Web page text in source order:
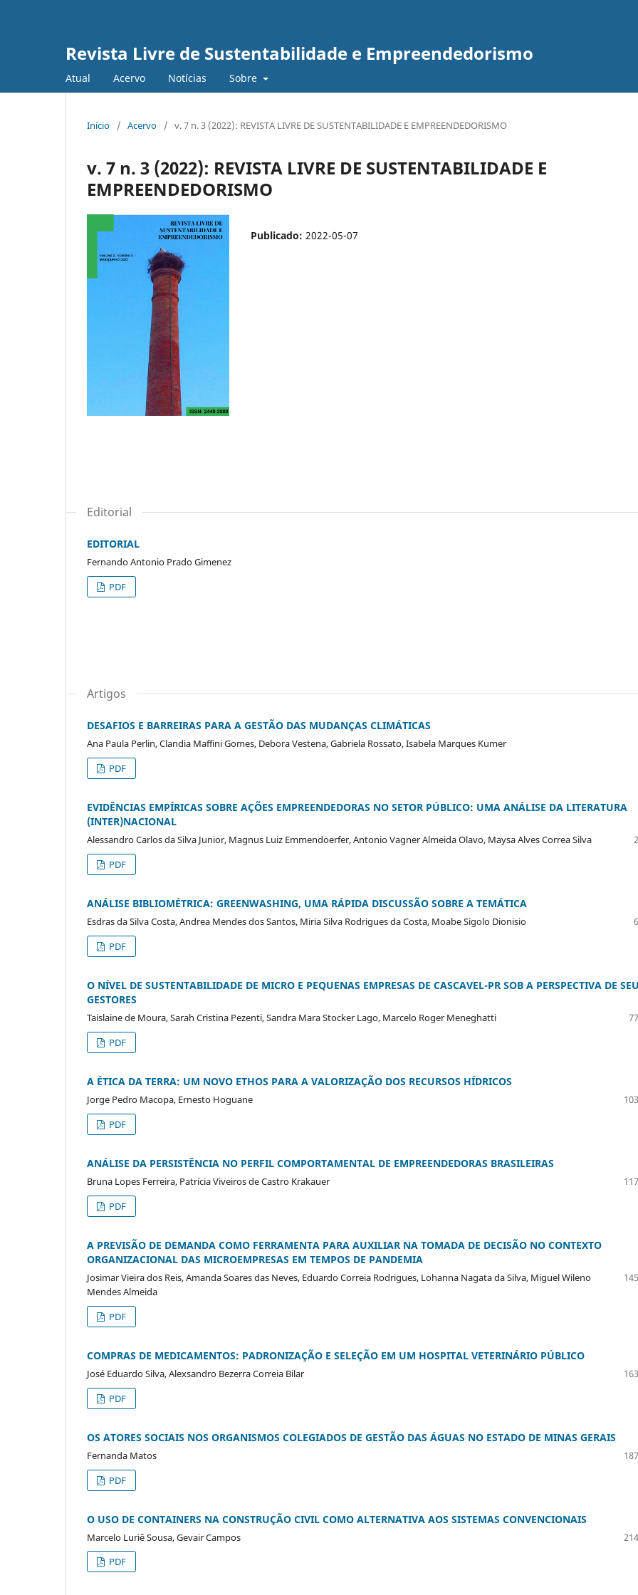
Revista Livre de Sustentabilidade e Empreendedorismo
Atual Acervo Notícias Sobre
Início / Acervo / v. 7 n. 3 (2022): REVISTA LIVRE DE SUSTENTABILIDADE E EMPREENDEDORISMO
v. 7 n. 3 (2022): REVISTA LIVRE DE SUSTENTABILIDADE E
EMPREENDEDORISMO
Publicado: 2022-05-07
Editorial
EDITORIAL
Fernando Antonio Prado Gimenez
PDF
Artigos
DESAFIOS E BARREIRAS PARA A GESTÃO DAS MUDANÇAS CLIMÁTICAS
Ana Paula Perlin, Clandia Maffini Gomes, Debora Vestena, Gabriela Rossato, Isabela Marques Kumer
PDF
EVIDÊNCIAS EMPÍRICAS SOBRE AÇÕES EMPREENDEDORAS NO SETOR PÚBLICO: UMA ANÁLISE DA LITERATURA
(INTER)NACIONAL
Alessandro Carlos da Silva Junior, Magnus Luiz Emmendoerfer, Antonio Vagner Almeida Olavo, Maysa Alves Correa Silva
PDF
ANÁLISE BIBLIOMÉTRICA: GREENWASHING, UMA RÁPIDA DISCUSSÃO SOBRE A TEMÁTICA
Esdras da Silva Costa, Andrea Mendes dos Santos, Miria Silva Rodrigues da Costa, Moabe Sigolo Dionisio
PDF
O NÍVEL DE SUSTENTABILIDADE DE MICRO E PEQUENAS EMPRESAS DE CASCAVEL-PR SOB A PERSPECTIVA DE
GESTORES
Taislaine de Moura, Sarah Cristina Pezenti, Sandra Mara Stocker Lago, Marcelo Roger Meneghatti
PDF
A ÉTICA DA TERRA: UM NOVO ETHOS PARA A VALORIZAÇÃO DOS RECURSOS HÍDRICOS
Jorge Pedro Macopa, Ernesto Hoguane
PDF
ANÁLISE DA PERSISTÊNCIA NO PERFIL COMPORTAMENTAL DE EMPREENDEDORAS BRASILEIRAS
Bruna Lopes Ferreira, Patrícia Viveiros de Castro Krakauer
PDF
A PREVISÃO DE DEMANDA COMO FERRAMENTA PARA AUXILIAR NA TOMADA DE DECISÃO NO CONTEXTO
ORGANIZACIONAL DAS MICROEMPRESAS EM TEMPOS DE PANDEMIA
Josimar Vieira dos Reis, Amanda Soares das Neves, Eduardo Correia Rodrigues, Lohanna Nagata da Silva, Miguel Wileno
Mendes Almeida
PDF
COMPRAS DE MEDICAMENTOS: PADRONIZAÇÃO E SELEÇÃO EM UM HOSPITAL VETERINÁRIO PÚBLICO
José Eduardo Silva, Alexsandro Bezerra Correia Bilar
PDF
OS ATORES SOCIAIS NOS ORGANISMOS COLEGIADOS DE GESTÃO DAS ÁGUAS NO ESTADO DE MINAS GERAIS
Fernanda Matos
PDF
O USO DE CONTAINERS NA CONSTRUÇÃO CIVIL COMO ALTERNATIVA AOS SISTEMAS CONVENCIONAIS
Marcelo Luriê Sousa, Gevair Campos
PDF